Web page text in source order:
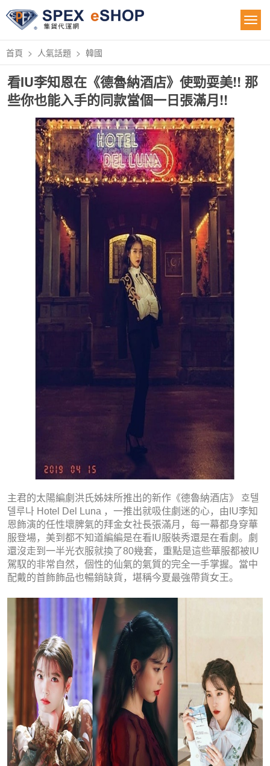
首頁 人氣話題 韓國
看IU李知恩在《德魯納酒店》使勁耍美!! 那
些你也能入手的同款當個一日張滿月!!
主君的太陽編劇洪氏姊妹所推出的新作《德魯納酒店》 호텔
델루나 Hotel Del Luna ，一推出就吸住劇迷的心，由IU李知
恩飾演的任性壞脾氣的拜金女社長張滿月，每一幕都身穿華
服登場，美到都不知道編編是在看IU服裝秀還是在看劇。劇
還沒走到一半光衣服就換了80幾套，重點是這些華服都被IU
駕馭的非常自然，個性的仙氣的氣質的完全一手掌握。當中
配戴的首飾飾品也暢銷缺貨，堪稱今夏最強帶貨女王。